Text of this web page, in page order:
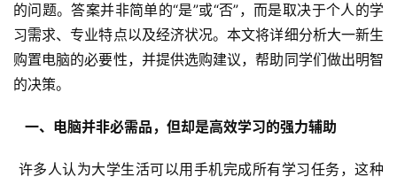
的问题。答案并非简单的“是”或“否”，而是取决于个人的学
习需求、专业特点以及经济状况。本文将详细分析大一新生
购置电脑的必要性，并提供选购建议，帮助同学们做出明智
的决策。
  一、电脑并非必需品，但却是高效学习的强力辅助